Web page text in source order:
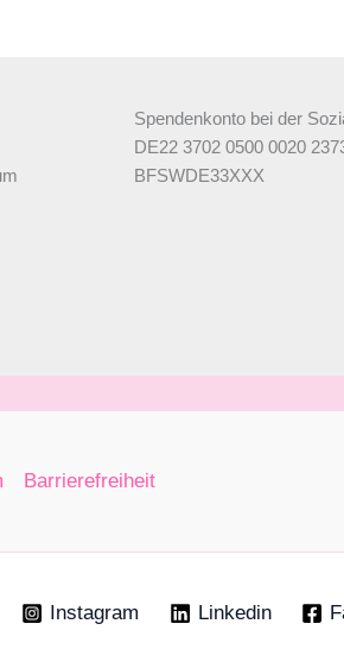
Spendenkonto bei der
DE22 3702 0500 0020
BFSWDE33XXX
Barrierefreiheit
Instagram Linkedin